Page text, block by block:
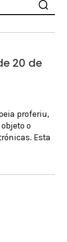
20 de
proferiu,
o
Esta